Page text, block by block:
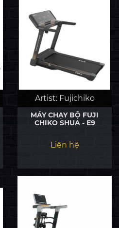
Artist: Fujichiko
MÁY CHẠY BỘ FUJI
CHIKO SHUA - E9
Liên hệ